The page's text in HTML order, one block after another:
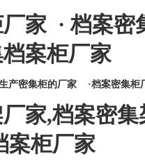
家·档案密
案柜厂家
产密集柜的厂家 ·档案密集柜
家,档案密集
案柜厂家